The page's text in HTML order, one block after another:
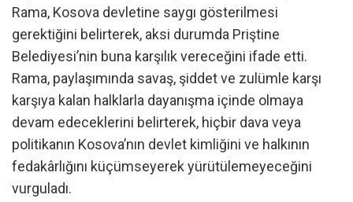
Rama, Kosova devletine saygı gösterilmesi
gerektiğini belirterek, aksi durumda Priştine
Belediyesi’nin buna karşılık vereceğini ifade etti.
Rama, paylaşımında savaş, şiddet ve zulümle karşı
karşıya kalan halklarla dayanışma içinde olmaya
devam edeceklerini belirterek, hiçbir dava veya
politikanın Kosova’nın devlet kimliğini ve halkının
fedakârlığını küçümseyerek yürütülemeyeceğini
vurguladı.